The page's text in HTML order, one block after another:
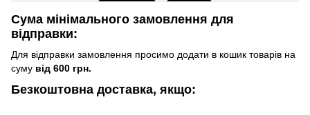
Сума мінімального замовлення для
відправки:
Для відправки замовлення просимо додати в кошик товарів на
суму від 600 грн.
Безкоштовна доставка, якщо: